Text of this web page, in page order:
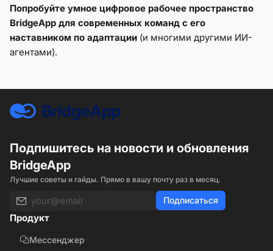
Попробуйте умное цифровое рабочее пространство
BridgeApp для современных команд с его
наставником по адаптации (и многими другими ИИ-
агентами).
Подпишитесь на новости и обновления
BridgeApp
Лучшие советы и гайды. Прямо в вашу почту раз в месяц.
Подписаться
Продукт
Мессенджер